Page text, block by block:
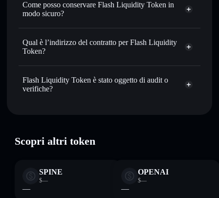
prezzo desiderato di FLP.1
Usare il DCA
FLP.1 nel tempo
Inviare in modo riservato
— trasferisci FLP.1 senza
collegare pubblicamente i wallet usando l’Aggregatore di
capitalizzazione di mercato e liquidità di FLP.1
Conservare in modo sicuro
Liquidity Token
Come posso conservare Flash Liquidity Token in
modo sicuro?
Flash Liquidity Token
Aggregatore di privacy
Qual è l’indirizzo del contratto per Flash Liquidity
Token?
Flash Liquidity
NUZ3FDWTtN5SP72BsefbsqpnbAY5oe21LE8bCSkqsEK
Flash Liquidity Token è stato oggetto di audit o
verifiche?
Scopri altri token
SPINE
$—
—
OPENAI
$—
—